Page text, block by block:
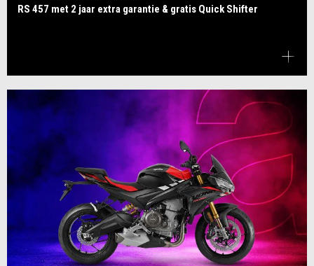
RS 457 met 2 jaar extra garantie & gratis Quick Shifter